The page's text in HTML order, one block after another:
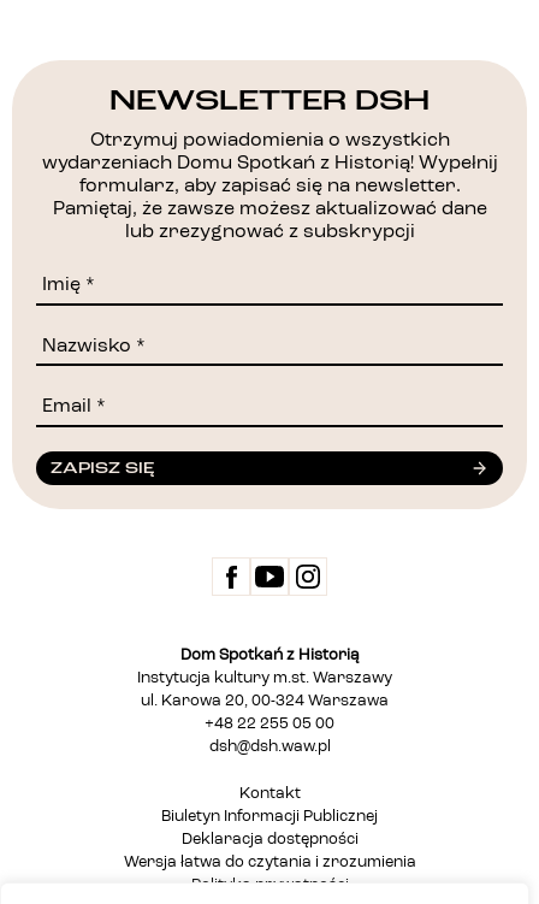
NEWSLETTER DSH
Otrzymuj powiadomienia o wszystkich
wydarzeniach Domu Spotkań z Historią! Wypełnij
formularz, aby zapisać się na newsletter.
Pamiętaj, że zawsze możesz aktualizować dane
lub zrezygnować z subskrypcji
ZAPISZ SIĘ
Dom Spotkań z Historią
Instytucja kultury m.st. Warszawy
ul. Karowa 20, 00-324 Warszawa
+48 22 255 05 00
dsh@dsh.waw.pl
Kontakt
Biuletyn Informacji Publicznej
Deklaracja dostępności
Wersja łatwa do czytania i zrozumienia
Polityka prywatności